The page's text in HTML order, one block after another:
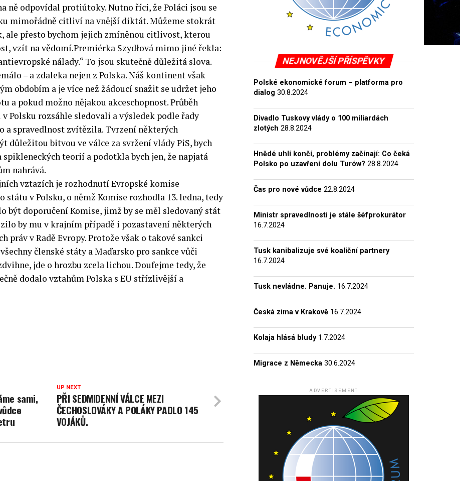
ně odpovídal protiútoky. Nutno říci, že Poláci jsou se
mimořádně citliví na vnější diktát. Můžeme stokrát
ale přesto bychom jejich zmíněnou citlivost, kterou
vzít na vědomí.Premiérka Szydłová mimo jiné řekla:
nálady.“ To jsou skutečně důležitá slova.
– a zdaleka nejen z Polska. Náš kontinent však
obdobím a je více než žádoucí snažit se udržet jeho
a pokud možno nějakou akceschopnost. Průběh
Polsku rozsáhle sledovali a výsledek podle řady
a spravedlnost zvítězila. Tvrzení některých
důležitou bitvou ve válce za svržení vlády PiS, bych
spikleneckých teorií a podotkla bych jen, že napjatá
nahrává.
vztazích je rozhodnutí Evropské komise
v Polsku, o němž Komise rozhodla 13. ledna, tedy
být doporučení Komise, jimž by se měl sledovaný stát
by mu v krajním případě i pozastavení některých
práv v Radě Evropy. Protože však o takové sankci
členské státy a Maďarsko pro sankce vůči
jde o hrozbu zcela lichou. Doufejme tedy, že
dodalo vztahům Polska s EU střízlivější a
UP NEXT
PŘI SEDMIDENNÍ VÁLCE MEZI
ČECHOSLOVÁKY A POLÁKY PADLO 145
VOJÁKŮ.
sami,
NEJNOVĚJŠÍ PŘÍSPĚVKY
Polské ekonomické forum – platforma pro
dialog 30.8.2024
Divadlo Tuskovy vlády o 100 miliardách
zlotých 28.8.2024
Hnědé uhlí končí, problémy začínají: Co čeká
Polsko po uzavření dolu Turów? 28.8.2024
Čas pro nové vůdce 22.8.2024
Ministr spravedlnosti je stále šéfprokurátor
16.7.2024
Tusk kanibalizuje své koaliční partnery
16.7.2024
Tusk nevládne. Panuje. 16.7.2024
Česká zima v Krakově 16.7.2024
Kolaja hlásá bludy 1.7.2024
Migrace z Německa 30.6.2024
ADVERTISEMENT